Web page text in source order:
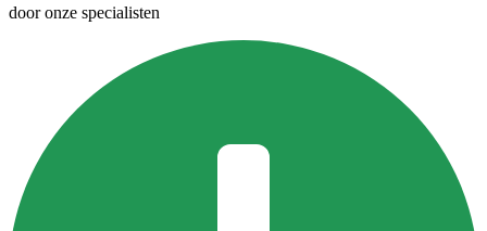
door onze specialisten